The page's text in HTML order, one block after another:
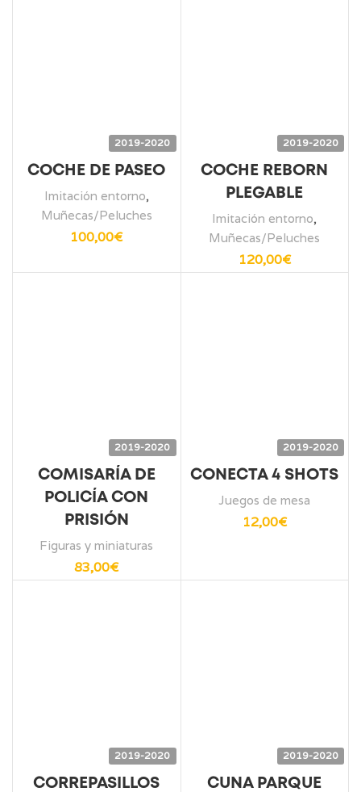
2019-2020
COCHE DE PASEO
Imitación entorno,
Muñecas/Peluches
100,00€
2019-2020
COCHE REBORN
PLEGABLE
Imitación entorno,
Muñecas/Peluches
120,00€
2019-2020
COMISARÍA DE
POLICÍA CON
PRISIÓN
Figuras y miniaturas
83,00€
2019-2020
CONECTA 4 SHOTS
Juegos de mesa
12,00€
2019-2020
CORREPASILLOS
2019-2020
CUNA PARQUE